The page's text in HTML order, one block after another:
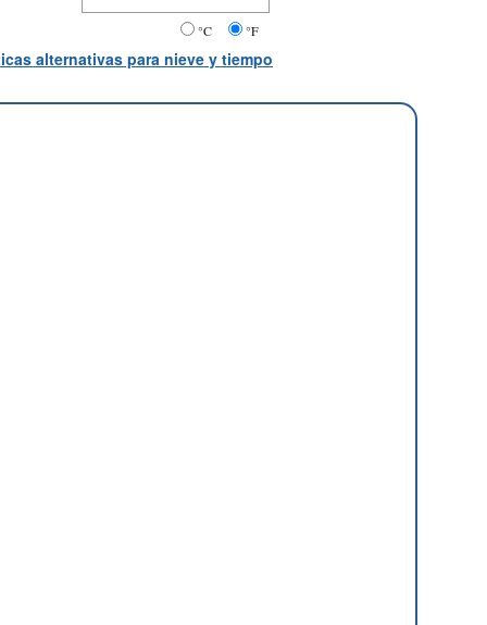
°C °F
alternativas para nieve y tiempo